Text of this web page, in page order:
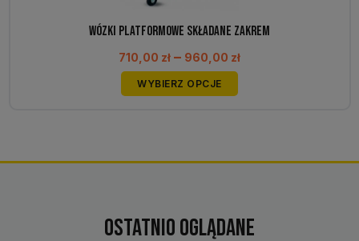
Wózki platformowe składane Zakrem
710,00 zł – 960,00 złZakres
WYBIERZ OPCJE
produkt
na
Ostatnio oglądane